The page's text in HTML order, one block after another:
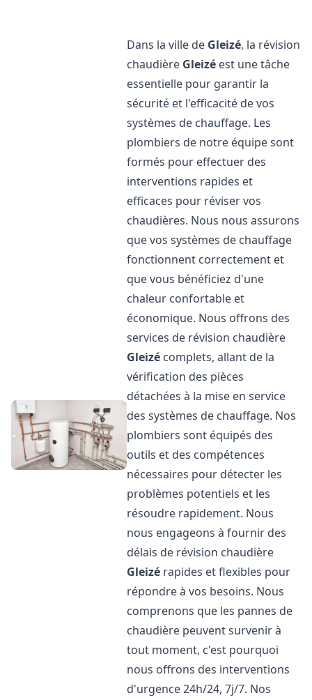
Dans la ville de Gleizé, la révision
chaudière Gleizé est une tâche
essentielle pour garantir la
sécurité et l'efficacité de vos
systèmes de chauffage. Les
plombiers de notre équipe sont
formés pour effectuer des
interventions rapides et
efficaces pour réviser vos
chaudières. Nous nous assurons
que vos systèmes de chauffage
fonctionnent correctement et
que vous bénéficiez d'une
chaleur confortable et
économique. Nous offrons des
services de révision chaudière
Gleizé complets, allant de la
vérification des pièces
détachées à la mise en service
des systèmes de chauffage. Nos
plombiers sont équipés des
outils et des compétences
nécessaires pour détecter les
problèmes potentiels et les
résoudre rapidement. Nous
nous engageons à fournir des
délais de révision chaudière
Gleizé rapides et flexibles pour
répondre à vos besoins. Nous
comprenons que les pannes de
chaudière peuvent survenir à
tout moment, c'est pourquoi
nous offrons des interventions
d'urgence 24h/24, 7j/7. Nos